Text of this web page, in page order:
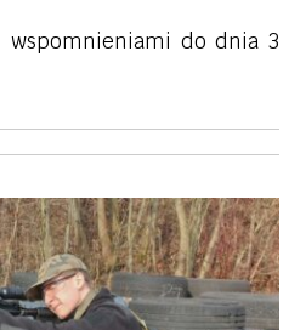
wspomnieniami do dnia 3